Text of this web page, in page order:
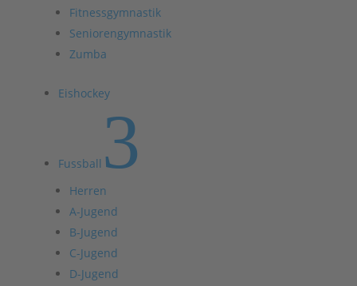
Fitnessgymnastik
Seniorengymnastik
Zumba
Eishockey
Fussball 3
Herren
A-Jugend
B-Jugend
C-Jugend
D-Jugend